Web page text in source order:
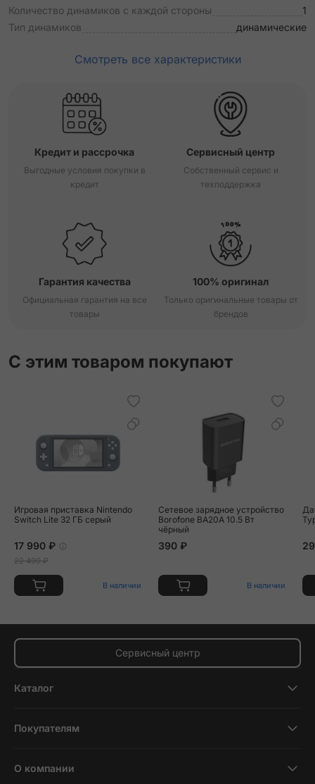
Количество динамиков с каждой стороны
1
Тип динамиков
динамические
Смотреть все характеристики
Кредит и рассрочка
Выгодные условия покупки в
кредит
Сервисный центр
Собственный сервис и
техподдержка
Гарантия качества
Официальная гарантия на все
товары
100% оригинал
Только оригинальные товары от
брендов
С этим товаром покупают
Игровая приставка Nintendo
Switch Lite 32 ГБ серый
17 990 ₽
22 490 ₽
В наличии
Сетевое зарядное устройство
Borofone BA20A 10.5 Вт
чёрный
390 ₽
В наличии
Сервисный центр
Каталог
Планшеты
Покупателям
О компании